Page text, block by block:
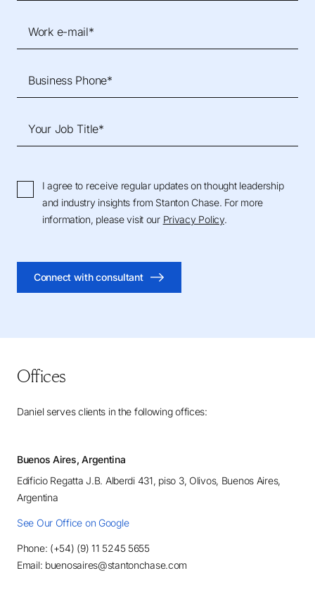
Work e-mail*
Business Phone*
Your Job Title*
I agree to receive regular updates on thought leadership
and industry insights from Stanton Chase. For more
information, please visit our Privacy Policy.
Connect with consultant
Offices
Daniel serves clients in the following offices:
Buenos Aires, Argentina
Edificio Regatta J.B. Alberdi 431, piso 3, Olivos, Buenos Aires,
Argentina
See Our Office on Google
Phone: (+54) (9) 11 5245 5655
Email: buenosaires@stantonchase.com